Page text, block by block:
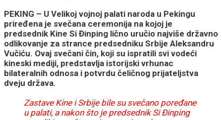
opasne namere
uvođenja licenciranih
vodiča na KiM
PEKING – U Velikoj vojnoj palati naroda u Pekingu
priređena je svečana ceremonija na kojoj je
predsednik Kine Si Đinping lično uručio najviše državno
odlikovanje za strance predsedniku Srbije Aleksandru
Vučiću. Ovaj svečani čin, koji su ispratili svi vodeći
kineski mediji, predstavlja istorijski vrhunac
bilateralnih odnosa i potvrdu čeličnog prijateljstva
dveju država.
Zastave Kine i Srbije bile su svečano poređane
u palati, a nakon što je predsednik Si Đinping